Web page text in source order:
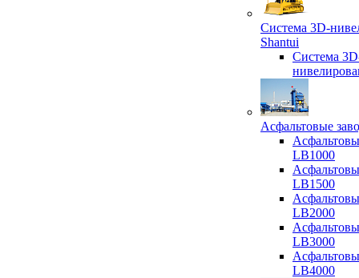
Система 3D-
Shantui
Система
Асфальтовые
LB1000
LB1500
LB2000
LB3000
LB4000